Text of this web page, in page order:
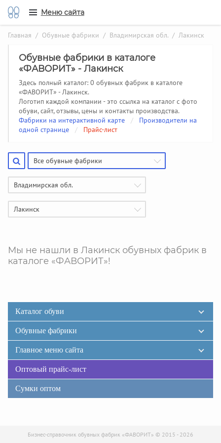
Меню сайта
Главная / Обувные фабрики / Владимирская обл. / Лакинск
Обувные фабрики в каталоге
«ФАВОРИТ» - Лакинск
Здесь полный каталог: 0 обувных фабрик в каталоге
«ФАВОРИТ» - Лакинск.
Логотип каждой компании - это ссылка на каталог с фото
обуви, сайт, отзывы, цены и контакты производства.
Фабрики на интерактивной карте
/
Производители на
одной странице
/ Прайс-лист
Все обувные фабрики
Владимирская обл.
Лакинск
Мы не нашли в Лакинск обувных фабрик в
каталоге «ФАВОРИТ»!
Каталог обуви
Обувные фабрики
Главное меню сайта
Оптовый прайс-лист
Сумки оптом
Бизнес-справочник обувных фабрик «ФАВОРИТ» © 2015 - 2026